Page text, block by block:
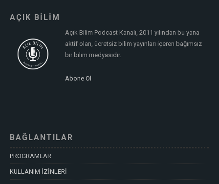
AÇIK BİLİM
Açık Bilim Podcast Kanalı, 2011 yılından bu yana
aktif olan, ücretsiz bilim yayınları içeren bağımsız
bir bilim medyasıdır.
Abone Ol
BAĞLANTILAR
PROGRAMLAR
KULLANIM İZİNLERİ